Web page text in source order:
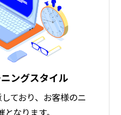
ングスタイル
ており、お客様のニ
なります。